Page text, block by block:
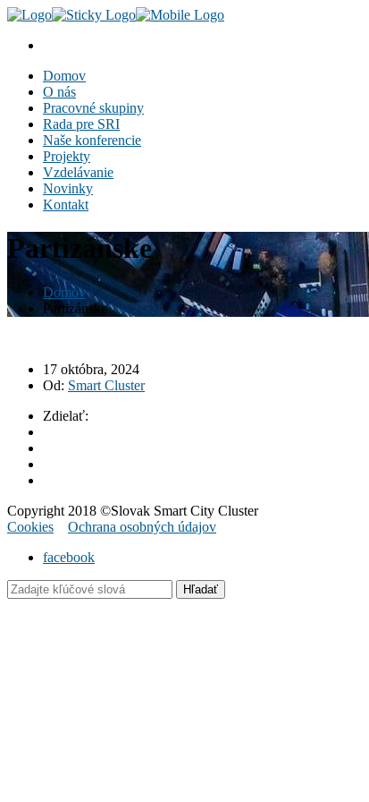
Domov
O nás
Pracovné skupiny
Rada pre SRI
Naše konferencie
Projekty
Vzdelávanie
Novinky
Kontakt
Partizánske
Domov
Partizánske
17 októbra, 2024
Od: Smart Cluster
Zdielať:
Copyright 2018 ©Slovak Smart City Cluster
Cookies
Ochrana osobných údajov
facebook